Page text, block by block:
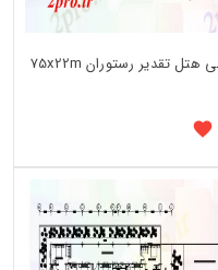
دانلود نقشه هتل - رستوران - اقامتگاه طرحی هتل تقدیر رستوران 75x22m